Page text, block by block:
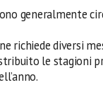
generalmente
richiede diversi
le stagioni